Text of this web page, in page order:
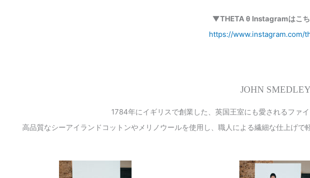
▼THETA θ Instagramはこ
https://www.instagram.com/
JOHN SMEDLEY
1784年にイギリスで創業した、英国王室にも愛されるファ
高品質なシーアイランドコットンやメリノウールを使用し、職人による繊細な仕上げで